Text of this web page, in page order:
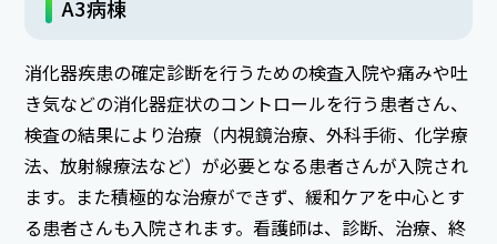
A3病棟
消化器疾患の確定診断を行うための検査入院や痛みや吐
き気などの消化器症状のコントロールを行う患者さん、
検査の結果により治療（内視鏡治療、外科手術、化学療
法、放射線療法など）が必要となる患者さんが入院され
ます。また積極的な治療ができず、緩和ケアを中心とす
る患者さんも入院されます。看護師は、診断、治療、終